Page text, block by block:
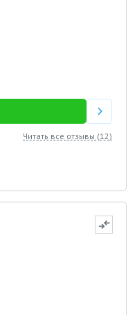
Читать все отзывы (12)